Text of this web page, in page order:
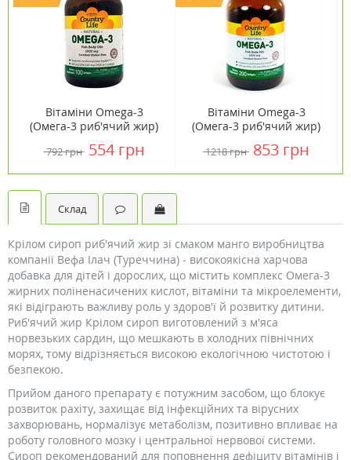
Вітаміни Omega-3
(Омега-3 риб'ячий жир)
Кантрі Лайф / Country
792 грн 554 грн
Вітаміни Omega-3
(Омега-3 риб'ячий жир)
Кантрі Лайф / Country
1218 грн 853 грн
Склад
Крілом сироп риб'ячий жир зі смаком манго виробництва
компанії Вефа Ілач (Туреччина) - високоякісна харчова
добавка для дітей і дорослих, що містить комплекс Омега-3
жирних поліненасичених кислот, вітаміни та мікроелементи,
які відіграють важливу роль у здоров'ї й розвитку дитини.
Риб'ячий жир Крілом сироп виготовлений з м'яса
норвезьких сардин, що мешкають в холодних північних
морях, тому відрізняється високою екологічною чистотою і
безпекою.
Прийом даного препарату є потужним засобом, що блокує
розвиток рахіту, захищає від інфекційних та вірусних
захворювань, нормалізує метаболізм, позитивно впливає на
роботу головного мозку і центральної нервової системи.
Сироп рекомендований для поповнення дефіциту вітамінів і